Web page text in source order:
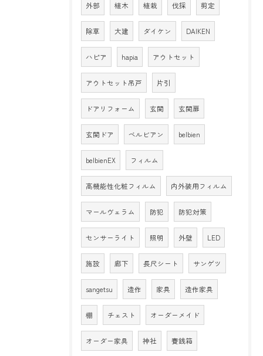
外部 植木 植栽 伐採 剪定
除草 大建 ダイケン DAIKEN
ハピア hapia アウトセット
アウトセット吊戸 片引
ドアリフォーム 玄関 玄関扉
玄関ドア ベルビアン belbien
belbienEX フィルム
高機能性化粧フィルム 内外装用フィルム
マールヴェラム 防犯 防犯対策
センサーライト 照明 外壁 LED
施設 廊下 長尺シート サンゲツ
sangetsu 造作 家具 造作家具
棚 チェスト オーダーメイド
オーダー家具 神社 賽銭箱